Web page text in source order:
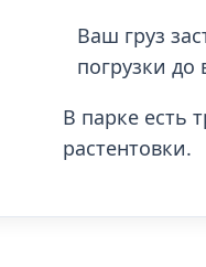
Ваш груз
погрузки до
В парке есть
растентовки.